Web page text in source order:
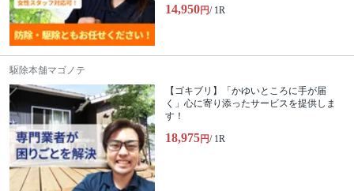
14,950円/ 1R
駆除本舗マゴノテ
【ゴキブリ】「かゆいところに手が届
く」心に寄り添ったサービスを提供しま
す！
18,975円/ 1R